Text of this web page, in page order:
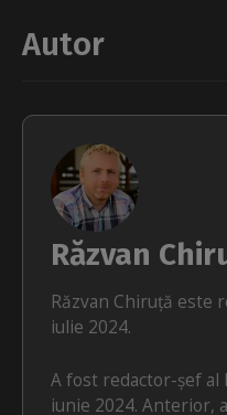
Autor
Răzvan
Răzvan Chiruță este
iulie 2024.
A fost redactor-șef al
iunie 2024. Anterior,